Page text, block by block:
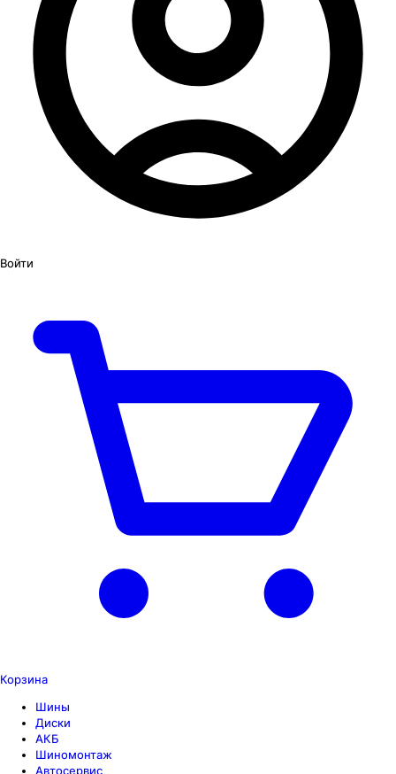
Войти
Корзина
Шины
Диски
АКБ
Шиномонтаж
Автосервис